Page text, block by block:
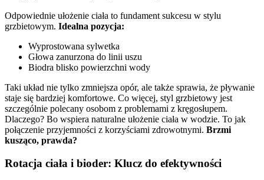
Odpowiednie ułożenie ciała to fundament sukcesu w stylu
grzbietowym. Idealna pozycja:
Wyprostowana sylwetka
Głowa zanurzona do linii uszu
Biodra blisko powierzchni wody
Taki układ nie tylko zmniejsza opór, ale także sprawia, że pływanie
staje się bardziej komfortowe. Co więcej, styl grzbietowy jest
szczególnie polecany osobom z problemami z kręgosłupem.
Dlaczego? Bo wspiera naturalne ułożenie ciała w wodzie. To jak
połączenie przyjemności z korzyściami zdrowotnymi. Brzmi
kusząco, prawda?
Rotacja ciała i bioder: Klucz do efektywności